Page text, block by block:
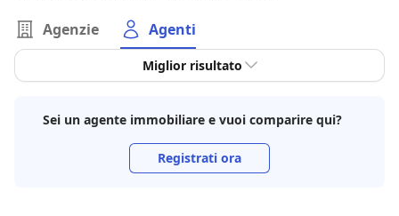
Agenzie Agenti
Miglior risultato
Sei un agente immobiliare e vuoi comparire qui?
Registrati ora